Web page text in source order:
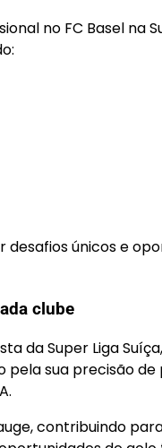
no FC Basel na
únicos e
clube
da Super Liga
sua precisão
contribuindo